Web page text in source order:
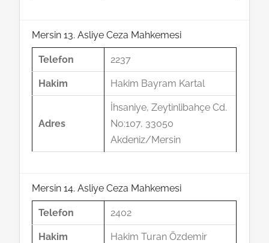
Mersin 13. Asliye Ceza Mahkemesi
Telefon 2237
Hakim Hakim Bayram Kartal
Adres
İhsaniye, Zeytinlibahçe Cd.
No:107, 33050
Akdeniz/Mersin
Mersin 14. Asliye Ceza Mahkemesi
Telefon 2402
Hakim Hakim Turan Özdemir